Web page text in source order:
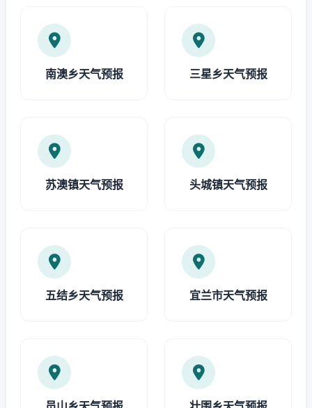
南澳乡天气预报 三星乡天气预报
苏澳镇天气预报 头城镇天气预报
五结乡天气预报 宜兰市天气预报